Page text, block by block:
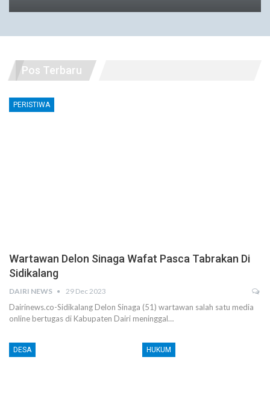
Pos Terbaru
PERISTIWA
Wartawan Delon Sinaga Wafat Pasca Tabrakan Di
Sidikalang
DAIRI NEWS 29 Dec 2023
Dairinews.co-Sidikalang Delon Sinaga (51) wartawan salah satu media
online bertugas di Kabupaten Dairi meninggal…
DESA HUKUM